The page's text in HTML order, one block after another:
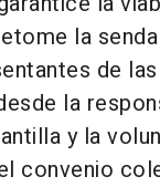
la
de
la
y la
convenio